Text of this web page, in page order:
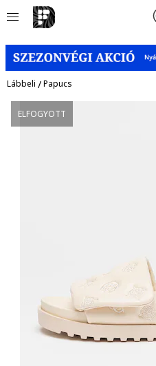
Lábbeli /Papucs
ELFOGYOTT